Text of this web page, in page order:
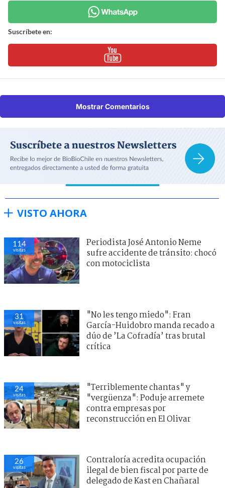
Suscríbete en:
Mostrar Comentarios
VISTO AHORA
112
visitas
Periodista José Antonio Neme
sufre accidente de tránsito: chocó
con motociclista
30
visitas
"No les tengo miedo": Fran
García-Huidobro manda recado a
dúo de ’La Cofradía’ tras brutal
crítica
23
visitas
"Terriblemente chantas" y
"vergüenza": Poduje arremete
contra empresas por
reconstrucción en El Olivar
24
visitas
Contraloría acredita ocupación
ilegal de bien fiscal por parte de
delegado de Kast en Chañaral